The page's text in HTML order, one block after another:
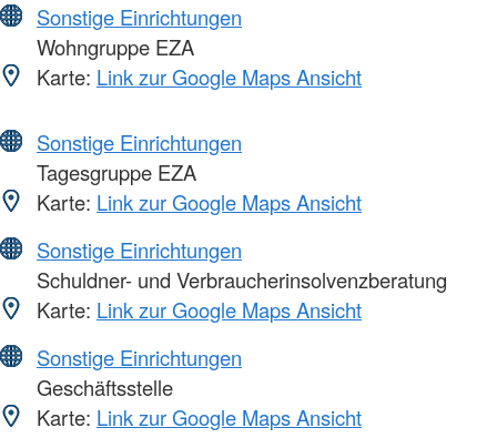
Sonstige Einrichtungen
Wohngruppe EZA
Karte: Link zur Google Maps Ansicht
Sonstige Einrichtungen
Tagesgruppe EZA
Karte: Link zur Google Maps Ansicht
Sonstige Einrichtungen
Schuldner- und Verbraucherinsolvenzberatung
Karte: Link zur Google Maps Ansicht
Sonstige Einrichtungen
Geschäftsstelle
Karte: Link zur Google Maps Ansicht